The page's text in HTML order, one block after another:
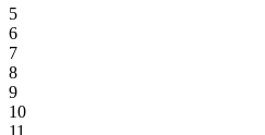
5
6
7
8
9
10